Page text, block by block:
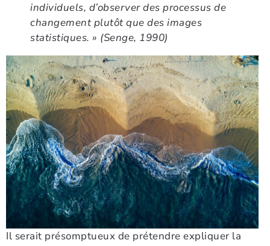
individuels, d’observer des processus de
changement plutôt que des images
statistiques. » (Senge, 1990)
Il serait présomptueux de prétendre expliquer la